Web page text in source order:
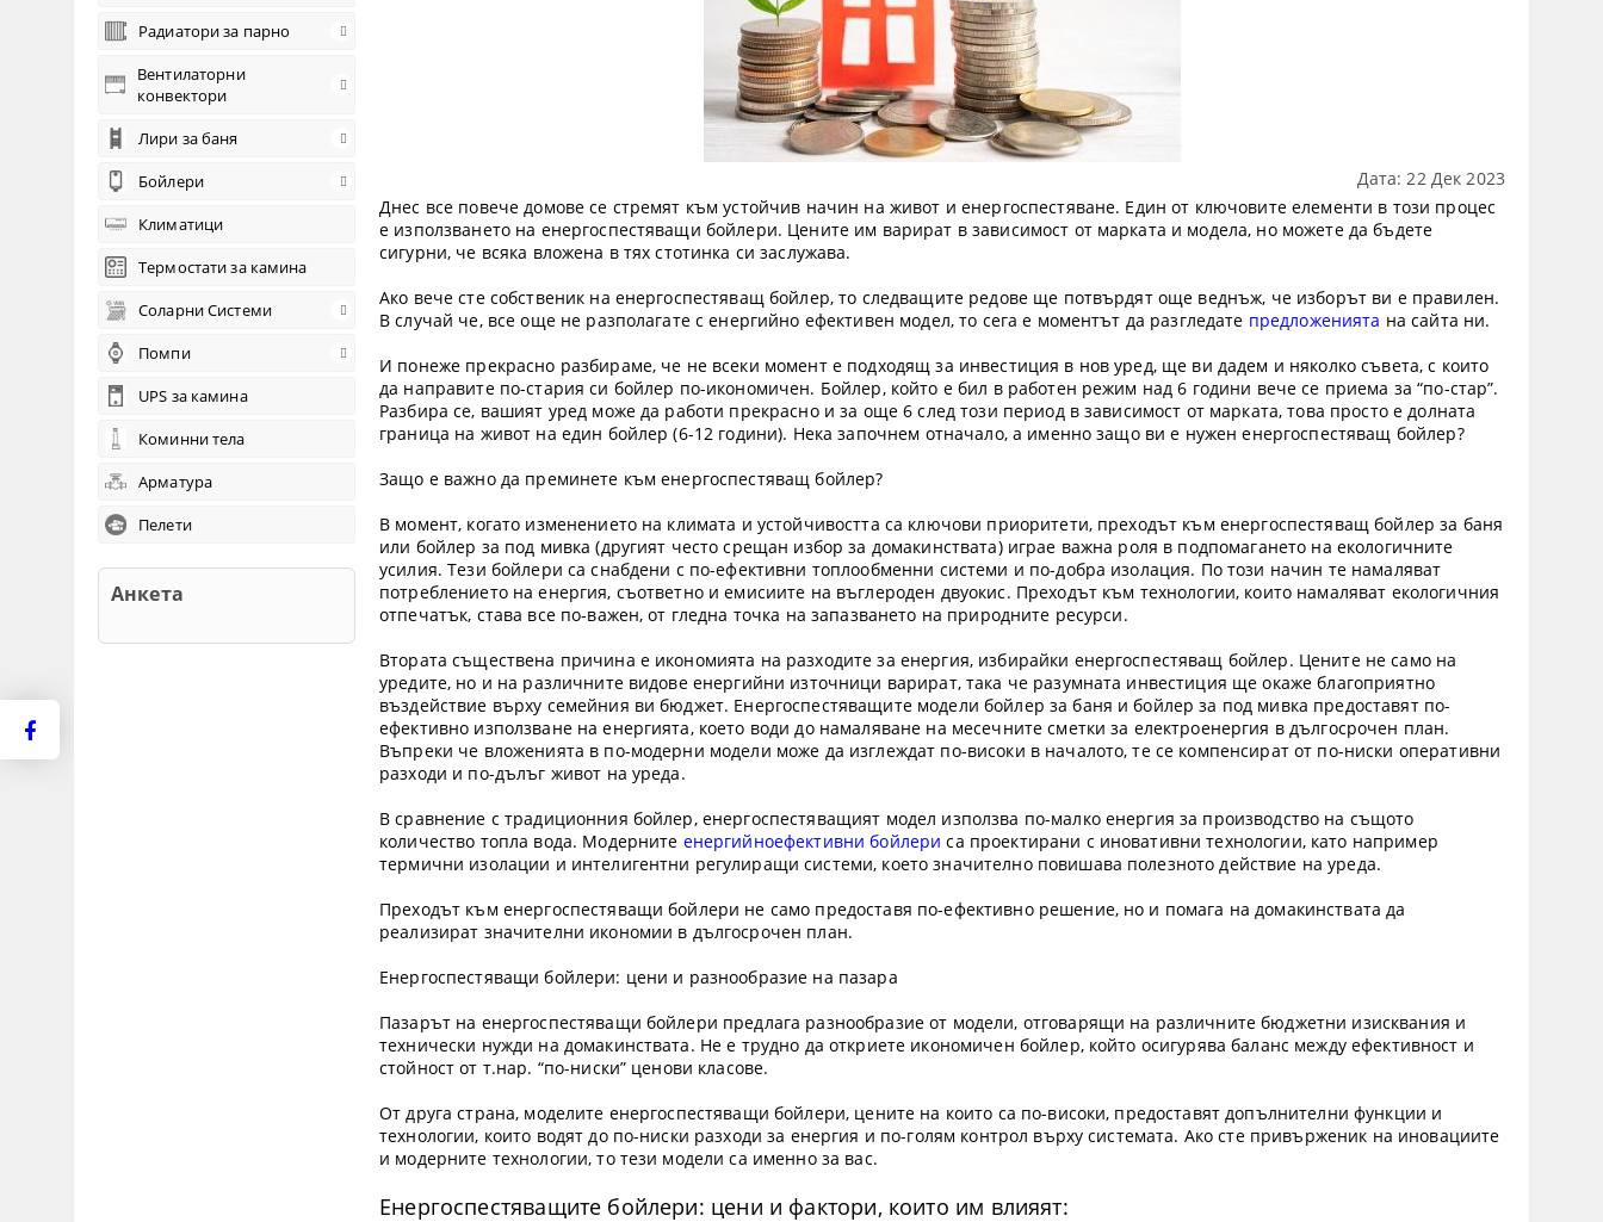
Радиатори за парно
Вентилаторни
конвектори
Лири за баня
Бойлери
Климатици
Термостати за камина
Соларни Системи
Помпи
UPS за камина
Коминни тела
Арматура
Пелети
Анкета
Дата: 22 Дек 2023
Днес все повече домове се стремят към устойчив начин на живот и енергоспестяване. Един от ключовите елементи в този процес
е използването на енергоспестяващи бойлери. Цените им варират в зависимост от марката и модела, но можете да бъдете
сигурни, че всяка вложена в тях стотинка си заслужава.
Ако вече сте собственик на енергоспестяващ бойлер, то следващите редове ще потвърдят още веднъж, че изборът ви е правилен.
В случай че, все още не разполагате с енергийно ефективен модел, то сега е моментът да разгледате предложенията на сайта ни.
И понеже прекрасно разбираме, че не всеки момент е подходящ за инвестиция в нов уред, ще ви дадем и няколко съвета, с които
да направите по-стария си бойлер по-икономичен. Бойлер, който е бил в работен режим над 6 години вече се приема за “по-стар”.
Разбира се, вашият уред може да работи прекрасно и за още 6 след този период в зависимост от марката, това просто е долната
граница на живот на един бойлер (6-12 години). Нека започнем отначало, а именно защо ви е нужен енергоспестяващ бойлер?
Защо е важно да преминете към енергоспестяващ бойлер?
В момент, когато изменението на климата и устойчивостта са ключови приоритети, преходът към енергоспестяващ бойлер за баня
или бойлер за под мивка (другият често срещан избор за домакинствата) играе важна роля в подпомагането на екологичните
усилия. Тези бойлери са снабдени с по-ефективни топлообменни системи и по-добра изолация. По този начин те намаляват
потреблението на енергия, съответно и емисиите на въглероден двуокис. Преходът към технологии, които намаляват екологичния
отпечатък, става все по-важен, от гледна точка на запазването на природните ресурси.
Втората съществена причина е икономията на разходите за енергия, избирайки енергоспестяващ бойлер. Цените не само на
уредите, но и на различните видове енергийни източници варират, така че разумната инвестиция ще окаже благоприятно
въздействие върху семейния ви бюджет. Енергоспестяващите модели бойлер за баня и бойлер за под мивка предоставят по-
ефективно използване на енергията, което води до намаляване на месечните сметки за електроенергия в дългосрочен план.
Въпреки че вложенията в по-модерни модели може да изглеждат по-високи в началото, те се компенсират от по-ниски оперативни
разходи и по-дълъг живот на уреда.
В сравнение с традиционния бойлер, енергоспестяващият модел използва по-малко енергия за производство на същото
количество топла вода. Модерните енергийноефективни бойлери са проектирани с иновативни технологии, като например
термични изолации и интелигентни регулиращи системи, което значително повишава полезното действие на уреда.
Преходът към енергоспестяващи бойлери не само предоставя по-ефективно решение, но и помага на домакинствата да
реализират значителни икономии в дългосрочен план.
Енергоспестяващи бойлери: цени и разнообразие на пазара
Пазарът на енергоспестяващи бойлери предлага разнообразие от модели, отговарящи на различните бюджетни изисквания и
технически нужди на домакинствата. Не е трудно да откриете икономичен бойлер, който осигурява баланс между ефективност и
стойност от т.нар. “по-ниски” ценови класове.
От друга страна, моделите енергоспестяващи бойлери, цените на които са по-високи, предоставят допълнителни функции и
технологии, които водят до по-ниски разходи за енергия и по-голям контрол върху системата. Ако сте привърженик на иновациите
и модерните технологии, то тези модели са именно за вас.
Енергоспестяващите бойлери: цени и фактори, които им влияят: